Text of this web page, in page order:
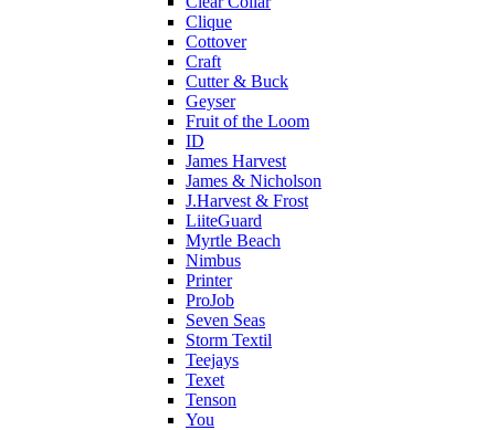
Clique
Cottover
Craft
Cutter & Buck
Geyser
Fruit of the Loom
ID
James Harvest
James & Nicholson
J.Harvest & Frost
LiiteGuard
Myrtle Beach
Nimbus
Printer
ProJob
Seven Seas
Storm Textil
Teejays
Texet
Tenson
You